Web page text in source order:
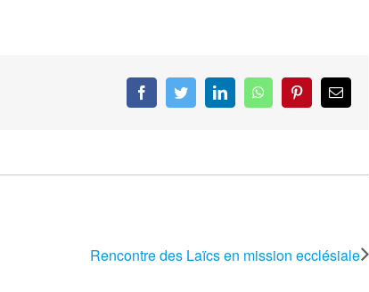
FacebookTwitterLinkedInWhatsAppPinterestEmail
Rencontre des Laïcs en mission ecclésiale